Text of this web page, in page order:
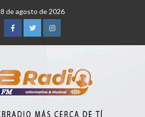
8 de agosto de 2026
FacebookTwitterInstagram